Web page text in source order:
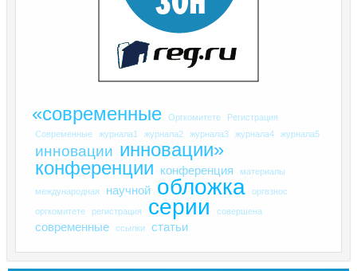
«современные Оргкомитете
Регистрация
Современные
журнала1 журнала2 журнала3 журнала4 журнала5
инновации инновации»
конференции
конференция материалы
международная научной обложка оргвзнос
оргкомитете регистрация серии совершена
современные ссылки статьи